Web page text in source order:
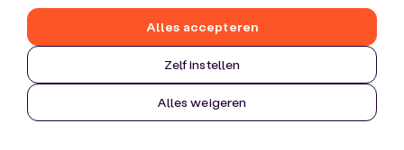
Zelf instellen
Alles weigeren
Alles accepteren